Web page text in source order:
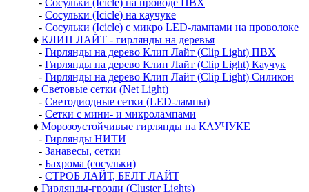
- Сосульки (Icicle) на проводе ПВХ
- Сосульки (Icicle) на каучуке
- Сосульки (Icicle) с микро LED-лампами на проволоке
♦ КЛИП ЛАЙТ - гирлянды на деревья
- Гирлянды на дерево Клип Лайт (Clip Light) ПВХ
- Гирлянды на дерево Клип Лайт (Clip Light) Каучук
- Гирлянды на дерево Клип Лайт (Clip Light) Силикон
♦ Световые сетки (Net Light)
- Светодиодные сетки (LED-лампы)
- Сетки с мини- и микролампами
♦ Морозоустойчивые гирлянды на КАУЧУКЕ
- Гирлянды НИТИ
- Занавесы, сетки
- Бахрома (сосульки)
- СТРОБ ЛАЙТ, БЕЛТ ЛАЙТ
♦ Гирлянды-грозди (Cluster Lights)